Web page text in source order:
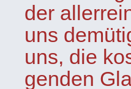
der
uns
uns, die
genden